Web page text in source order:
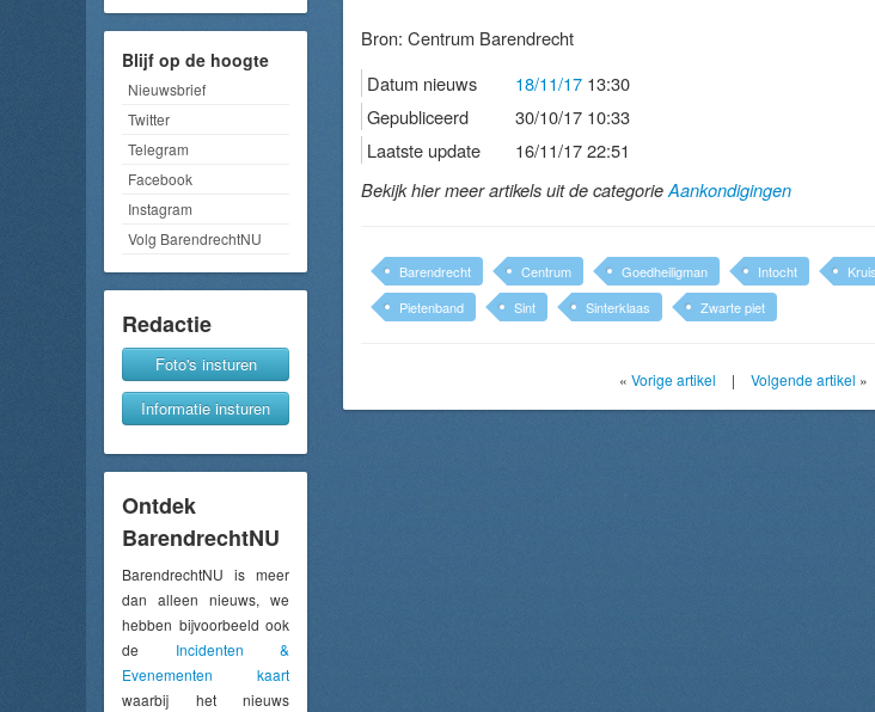
Blijf op de hoogte
Nieuwsbrief
Twitter
Telegram
Facebook
Instagram
Volg BarendrechtNU
Redactie
Foto's insturen
Informatie insturen
Ontdek
BarendrechtNU
BarendrechtNU is meer
dan alleen nieuws, we
hebben bijvoorbeeld ook
de Incidenten &
Evenementen kaart
waarbij het nieuws
Bron: Centrum Barendrecht
Datum nieuws
18/11/17 13:30
Gepubliceerd
30/10/17 10:33
Laatste update
16/11/17 22:51
Bekijk hier meer artikels uit de categorieAankondigingen
Barendrecht Centrum Goedheiligman Intocht
Pietenband
Sint Sinterklaas Zwarte piet
« Vorige artikel | Volgende artikel »